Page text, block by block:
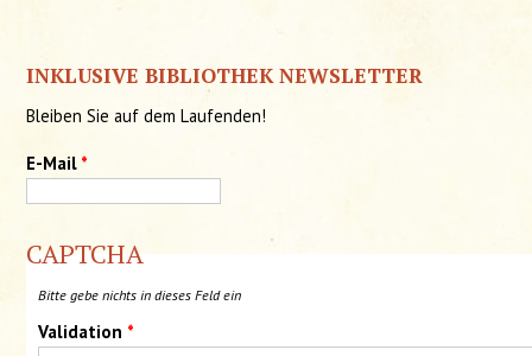
INKLUSIVE BIBLIOTHEK NEWSLETTER
Bleiben Sie auf dem Laufenden!
E-Mail *
CAPTCHA
Bitte gebe nichts in dieses Feld ein
Validation *